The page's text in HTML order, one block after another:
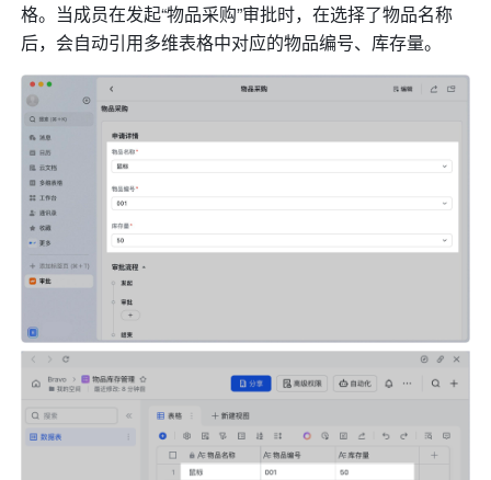
格。当成员在发起“物品采购”审批时，在选择了物品名称
后，会自动引用多维表格中对应的物品编号、库存量。